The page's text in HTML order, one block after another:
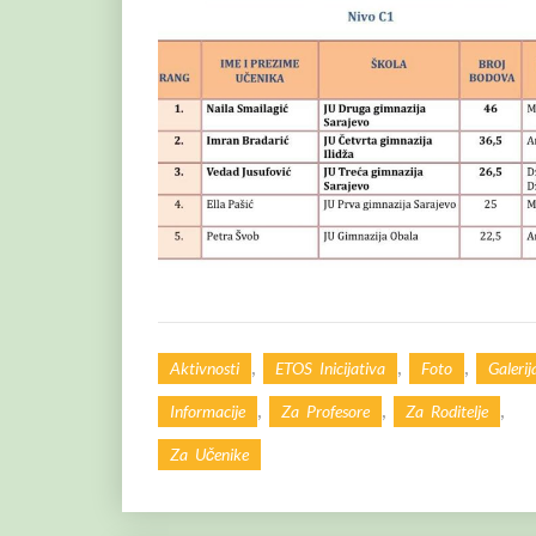
Aktivnosti , ETOS Inicijativa , Foto ,
Informacije , Za Profesore , Za Roditelje ,
Za Učenike